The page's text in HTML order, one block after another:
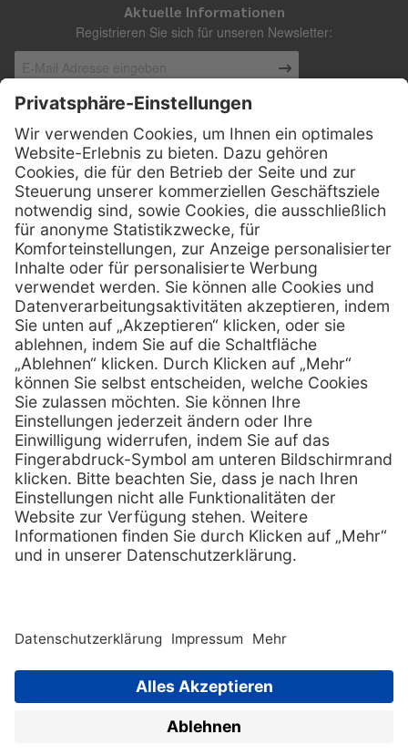
Aktuelle Informationen
Registrieren Sie sich für unseren Newsletter:
Kontakt
Henry Schein Medical Austria GmbH
Schönbrunner Straße 297
A-1120 Wien
01 / 718 19 61 99
Telefax:01 / 718 19 61 23
E-Mail: info @ henryscheinmed.at
Services
Vorteile
Eigenmarke
Leasing
Technischer Service
Kataloge / Downloads
Hilfe
FAQs
Kontakt
Außendienst
Lob & Kritik
Retoure anmelden
Zertifikat Rechtliches
Impressum
Supplier code of
Copyright © 2026 Henry Schein